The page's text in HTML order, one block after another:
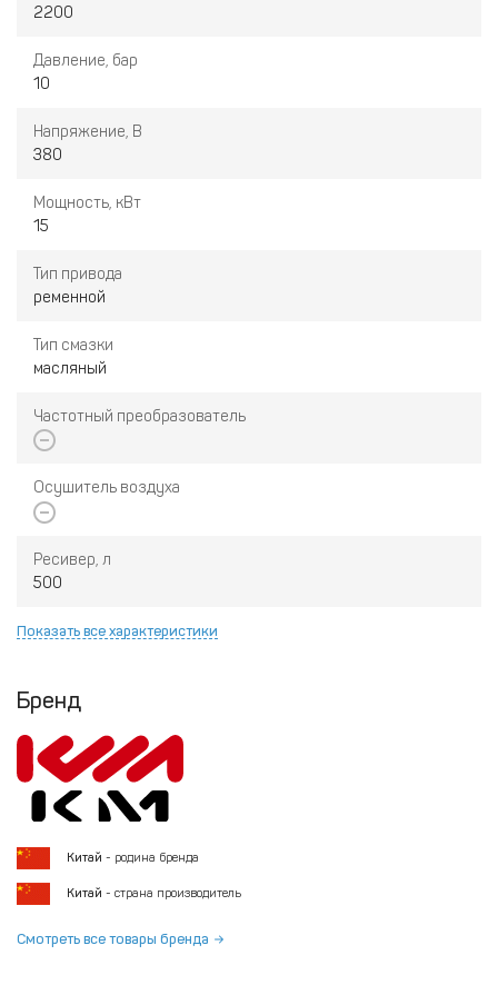
2200
Давление, бар
10
Напряжение, В
380
Мощность, кВт
15
Тип привода
ременной
Тип смазки
масляный
Частотный преобразователь
Осушитель воздуха
Ресивер, л
500
Показать все характеристики
Бренд
Китай - родина бренда
Китай - страна производитель
Смотреть все товары бренда